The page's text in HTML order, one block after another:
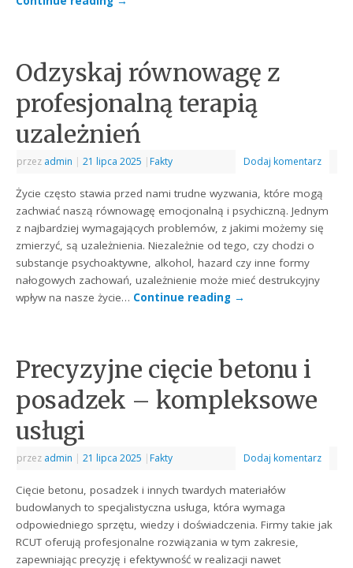
Odzyskaj równowagę z
profesjonalną terapią
uzależnień
przez admin | 21 lipca 2025 | Fakty Dodaj komentarz
Życie często stawia przed nami trudne wyzwania, które mogą
zachwiać naszą równowagę emocjonalną i psychiczną. Jednym
z najbardziej wymagających problemów, z jakimi możemy się
zmierzyć, są uzależnienia. Niezależnie od tego, czy chodzi o
substancje psychoaktywne, alkohol, hazard czy inne formy
nałogowych zachowań, uzależnienie może mieć destrukcyjny
wpływ na nasze życie… Continue reading →
Precyzyjne cięcie betonu i
posadzek – kompleksowe
usługi
przez admin | 21 lipca 2025 | Fakty Dodaj komentarz
Cięcie betonu, posadzek i innych twardych materiałów
budowlanych to specjalistyczna usługa, która wymaga
odpowiedniego sprzętu, wiedzy i doświadczenia. Firmy takie jak
RCUT oferują profesjonalne rozwiązania w tym zakresie,
zapewniając precyzję i efektywność w realizacji nawet